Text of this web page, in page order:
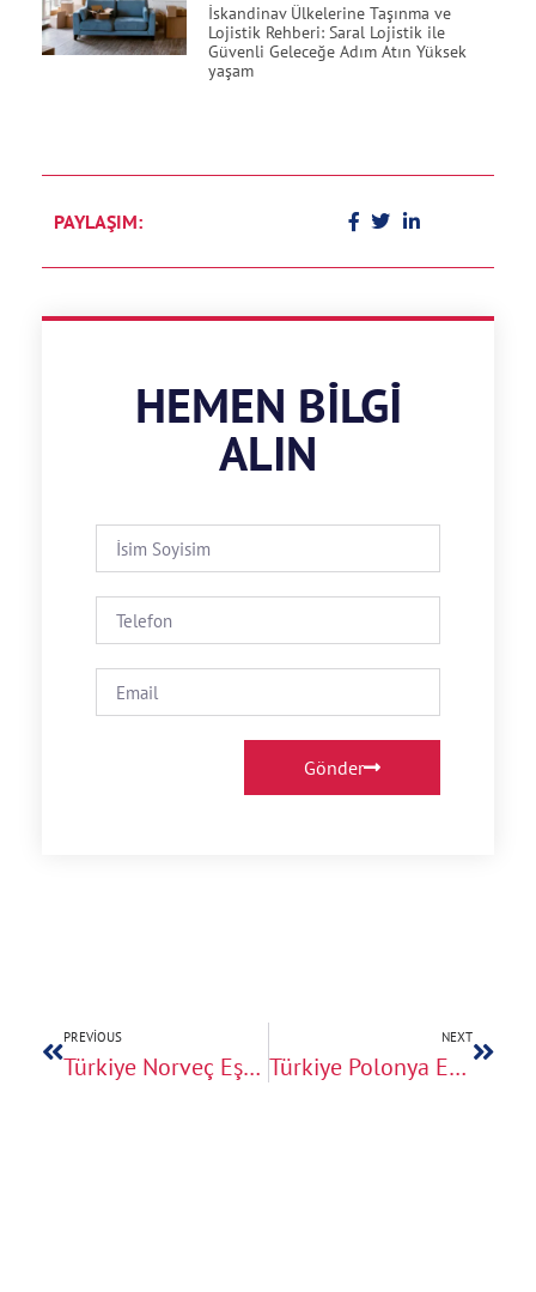
İskandinav Ülkelerine Taşınma ve
Lojistik Rehberi: Saral Lojistik ile
Güvenli Geleceğe Adım Atın Yüksek
yaşam
PAYLAŞIM:
HEMEN BILGI
ALIN
Gönder
PREVIOUS
Türkiye Norveç Eşya Taşıma
NEXT
Türkiye Polonya Eşya Taşıma